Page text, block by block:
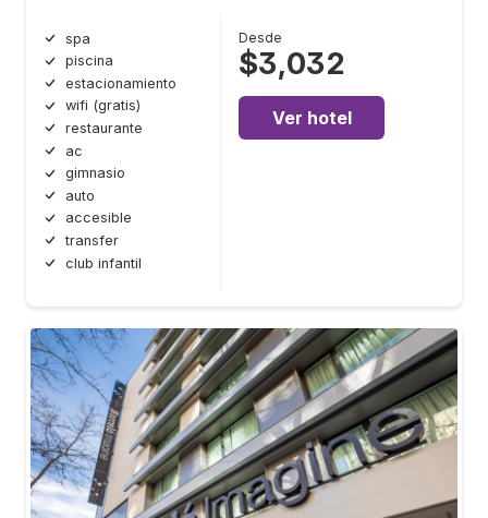
spa
piscina
estacionamiento
wifi (gratis)
restaurante
ac
gimnasio
auto
accesible
transfer
club infantil
Desde
$3,032
Ver hotel